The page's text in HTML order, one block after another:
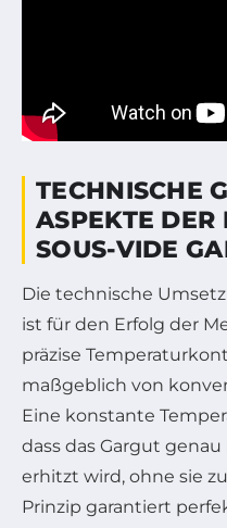
TECHNISCHE
ASPEKTE
SOUS-VIDE
Die technische
ist für den Erfolg der
präzise
maßgeblich von
Eine konstante
dass das Gargut
erhitzt wird, ohne sie
Prinzip garantiert